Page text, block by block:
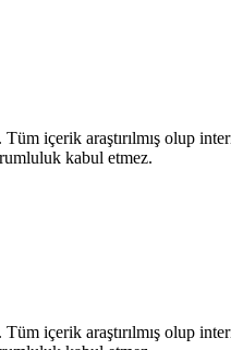
içerik araştırılmış olup
kabul etmez.
içerik araştırılmış olup